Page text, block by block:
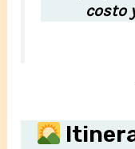
costo